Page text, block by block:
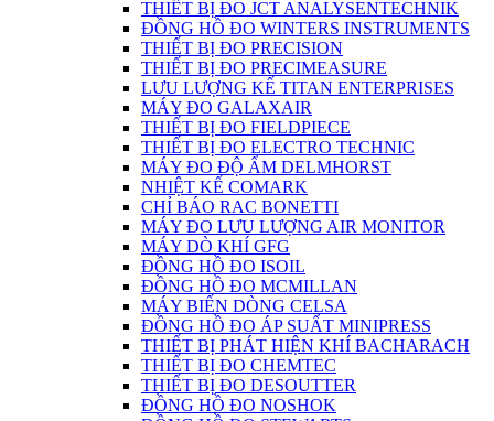
THIẾT BỊ ĐO JCT ANALYSENTECHNIK
ĐỒNG HỒ ĐO WINTERS INSTRUMENTS
THIẾT BỊ ĐO PRECISION
THIẾT BỊ ĐO PRECIMEASURE
LƯU LƯỢNG KẾ TITAN ENTERPRISES
MÁY ĐO GALAXAIR
THIẾT BỊ ĐO FIELDPIECE
THIẾT BỊ ĐO ELECTRO TECHNIC
MÁY ĐO ĐỘ ẨM DELMHORST
NHIỆT KẾ COMARK
CHỈ BÁO RAC BONETTI
MÁY ĐO LƯU LƯỢNG AIR MONITOR
MÁY DÒ KHÍ GFG
ĐỒNG HỒ ĐO ISOIL
ĐỒNG HỒ ĐO MCMILLAN
MÁY BIẾN DÒNG CELSA
ĐỒNG HỒ ĐO ÁP SUẤT MINIPRESS
THIẾT BỊ PHÁT HIỆN KHÍ BACHARACH
THIẾT BỊ ĐO CHEMTEC
THIẾT BỊ ĐO DESOUTTER
ĐỒNG HỒ ĐO NOSHOK